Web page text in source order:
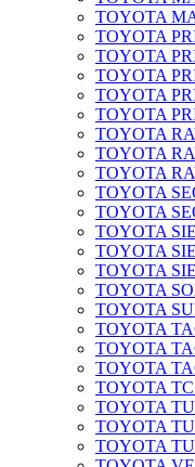
TOYOTA
TOYOTA
TOYOTA
TOYOTA
TOYOTA
TOYOTA
TOYOTA
TOYOTA
TOYOTA
TOYOTA
TOYOTA
TOYOTA
TOYOTA
TOYOTA
TOYOTA
TOYOTA
TOYOTA
TOYOTA
TOYOTA
TOYOTA TC
TOYOTA
TOYOTA
TOYOTA